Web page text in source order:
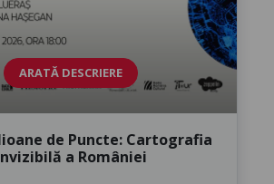
ARATĂ DESCRIERE
de Puncte: Cartografia
a României